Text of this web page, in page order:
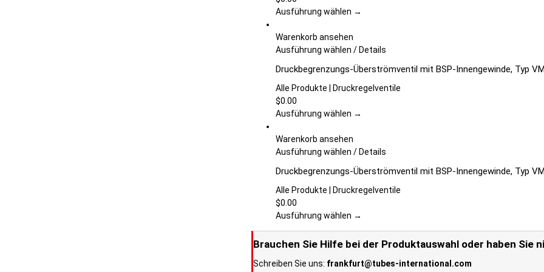
werden
auf.
können
der
Produktseite
werden
Ausführung wählen →
Warenkorb ansehen
Ausführung wählen Dieses
weist
mehrere
auf.
können
der
Produktseite
werden
/ Details
Druckbegrenzungs-Überströmventil mit BSP-Innengewinde, Typ
Alle Produkte | Druckregelventile
$0.00
Ausführung wählen →
Warenkorb ansehen
Ausführung wählen Dieses
weist
mehrere
auf.
Optionen
auf
/ Details
Druckbegrenzungs-Überströmventil mit BSP-Innengewinde, Typ
Alle Produkte | Druckregelventile
$0.00
Ausführung wählen →
Brauchen Sie Hilfe bei der Produktauswahl oder haben Sie
Schreiben Sie uns: frankfurt@tubes-international.com